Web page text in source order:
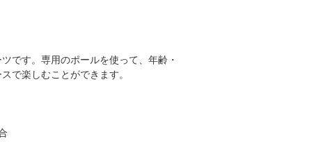
です。専用のポールを使って、年齢・
で楽しむことができます。